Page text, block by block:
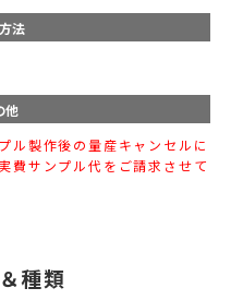
法
他
ル製作後の量産キャンセルに
費サンプル代をご請求させて
種類